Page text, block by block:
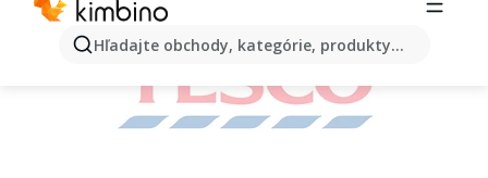
Hľadajte obchody, kategórie, produkty...